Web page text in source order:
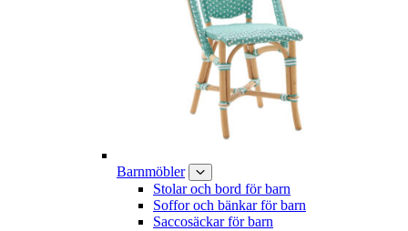
Barnmöbler
Stolar och bord för barn
Soffor och bänkar för barn
Saccosäckar för barn